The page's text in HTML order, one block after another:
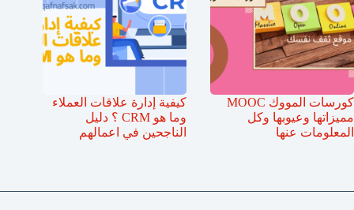
كورسات المووك MOOC
مميزاتها وعيوبها وكل
المعلومات عنها
كيفية إدارة علاقات العملاء
وما هو CRM ؟ دليل
الناجحين في اعمالهم